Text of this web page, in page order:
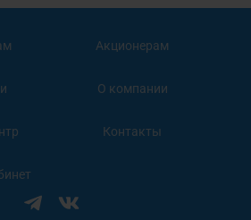
Акционерам
О компании
Контакты